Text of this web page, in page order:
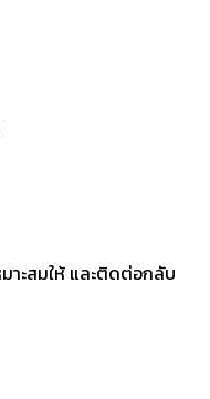
าะสมให้ และติดต่อกลับ